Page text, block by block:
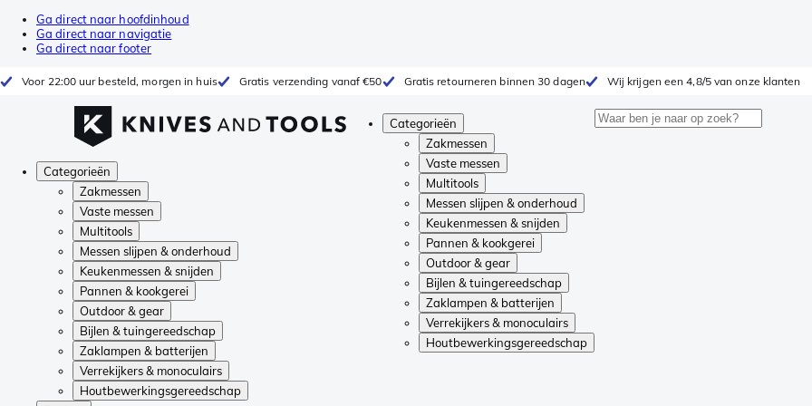
Ga direct naar hoofdinhoud
Ga direct naar navigatie
Ga direct naar footer
Voor 22:00 uur besteld, morgen in huis Gratis verzending vanaf €50 Gratis retourneren binnen 30 dagen Wij krijgen een 4,8/5 van onze klanten
Categorieën
Zakmessen
Vaste messen
Multitools
Messen slijpen & onderhoud
Keukenmessen & snijden
Pannen & kookgerei
Outdoor & gear
Bijlen & tuingereedschap
Zaklampen & batterijen
Verrekijkers & monoculairs
Houtbewerkingsgereedschap
Categorieën
Zakmessen
Vaste messen
Multitools
Messen slijpen & onderhoud
Keukenmessen & snijden
Pannen & kookgerei
Outdoor & gear
Bijlen & tuingereedschap
Zaklampen & batterijen
Verrekijkers & monoculairs
Houtbewerkingsgereedschap